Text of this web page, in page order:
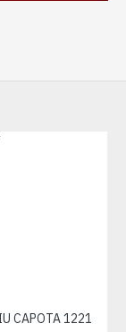
CAPOTA 1221